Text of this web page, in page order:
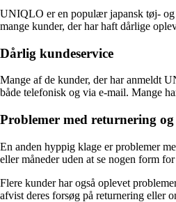
UNIQLO er en populær japansk tøj-
mange kunder, der har haft dårlige
Dårlig kundeservice
Mange af de kunder, der har anmeldt
både telefonisk og via e-mail. Mange
Problemer med returnering
En anden hyppig klage er problemer
eller måneder uden at se nogen form
Flere kunder har også oplevet
afvist deres forsøg på returnering eller